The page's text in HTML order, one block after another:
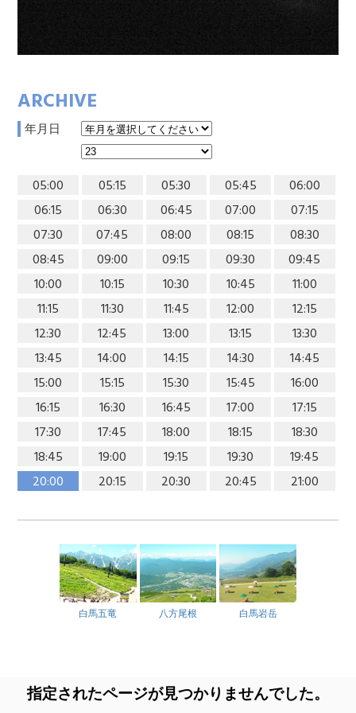
ARCHIVE
年月日
05:00 05:15 05:30 05:45
06:00
06:15
06:30 06:45 07:00
07:15
07:30
07:45 08:00 08:15
08:30
08:45
09:00 09:15 09:30
09:45
10:00
10:15 10:30 10:45
11:00
11:15
11:30 11:45 12:00
12:15
12:30
12:45 13:00 13:15
13:30
13:45
14:00 14:15 14:30
14:45
15:00
15:15 15:30 15:45
16:00
16:15
16:30 16:45 17:00
17:15
17:30
17:45 18:00 18:15
18:30
18:45
19:00 19:15 19:30
19:45
20:00
20:15 20:30 20:45 21:00
白馬五竜 八方尾根 白馬岩岳